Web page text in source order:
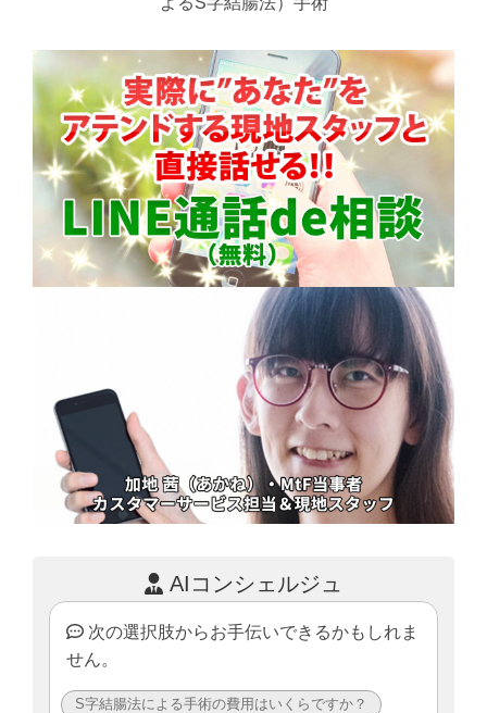
AIコンシェルジュ
次の選択肢からお手伝いできるかもしれま
せん。
S字結腸法による手術の費用はいくらですか？